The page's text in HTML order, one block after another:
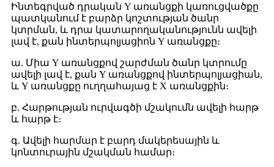
Ինտեգրված դրական Y առանցքի կառուցվածքը
պատկանում է բարձր կոշտության ծանր
կտրման, և դրա կատարողականությունն ավելի
լավ է, քան ինտերպոլյացիոն Y առանցքը։
ա. Միա Y առանցքով շարժման ծանր կտրումը
ավելի լավ է, քան Y առանցքով ինտերպոլյացիան,
և Y առանցքը ուղղահայաց է X առանցքին։
բ. Հարթության ուրվագծի մշակումն ավելի հարթ
և հարթ է։
գ. Ավելի հարմար է բարդ մակերեսային և
կոնտուրային մշակման համար։